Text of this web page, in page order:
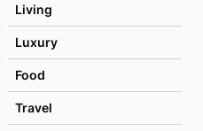
Living
Luxury
Food
Travel